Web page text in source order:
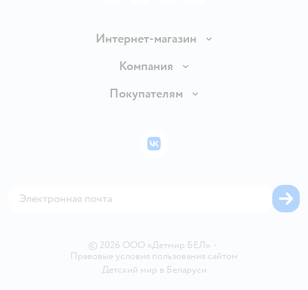
Интернет-магазин
Доставка и оплата
Правила продажи
Политика использования файлов cookie
Компания
Вакансии
Покупателям
Бонусные карты
© 2026 ООО «Детмир БЕЛ» •
Правовые условия пользования сайтом
Детский мир в Беларуси
ВКонтакте